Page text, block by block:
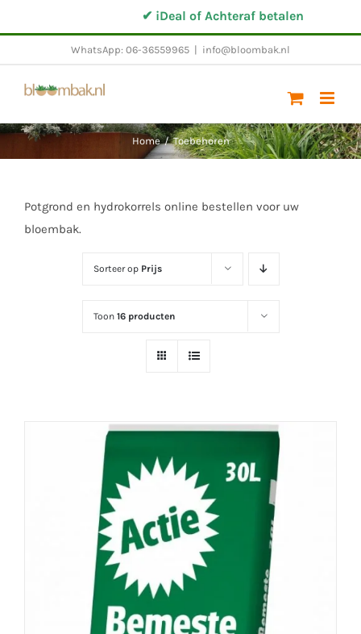
naar
✔ iDeal of Achteraf betalen
WhatsApp: 06-36559965 info@bloombak.nl
Home / Toebehoren
Potgrond en hydrokorrels online bestellen voor uw
bloembak.
Sorteer op Prijs
Toon 16 producten